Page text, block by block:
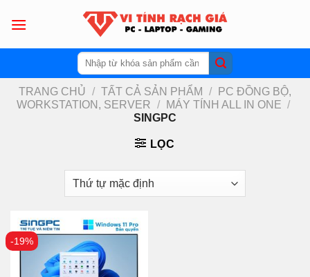
Tìm
kiếm:
TRANG CHỦ / TẤT CẢ SẢN PHẨM /
PC ĐỒNG BỘ,
WORKSTATION, SERVER / MÁY TÍNH ALL IN ONE /
SINGPC
LỌC
-19%